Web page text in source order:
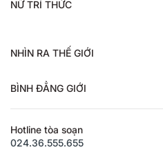
NỮ TRÍ THỨC
NHÌN RA THẾ GIỚI
BÌNH ĐẲNG GIỚI
Hotline tòa soạn
024.36.555.655